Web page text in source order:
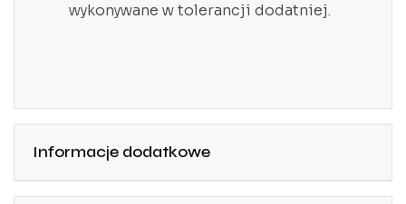
wykonywane w tolerancji dodatniej.
Informacje dodatkowe